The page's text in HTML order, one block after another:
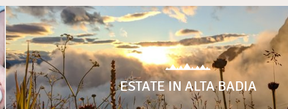
ESTATE IN ALTA BADIA